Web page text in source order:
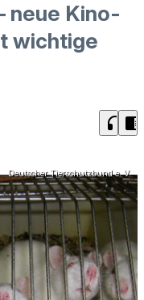
neue Kino-
wichtige
headphones chrome_reader_mode
Deutscher Tierschutzbund e. V.